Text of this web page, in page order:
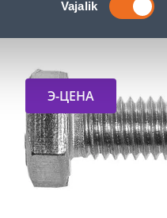
valik
Vajalik
магазин Bauhof
8.8 M4X12 A2 DIN 933
Э-ЦЕНА